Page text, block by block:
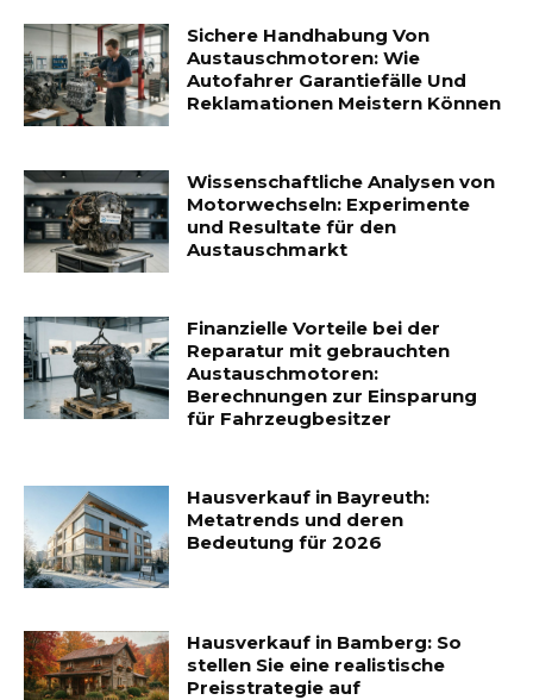
Sichere Handhabung Von
Austauschmotoren: Wie
Autofahrer Garantiefälle Und
Reklamationen Meistern Können
Wissenschaftliche Analysen von
Motorwechseln: Experimente
und Resultate für den
Austauschmarkt
Finanzielle Vorteile bei der
Reparatur mit gebrauchten
Austauschmotoren:
Berechnungen zur Einsparung
für Fahrzeugbesitzer
Hausverkauf in Bayreuth:
Metatrends und deren
Bedeutung für 2026
Hausverkauf in Bamberg: So
stellen Sie eine realistische
Preisstrategie auf